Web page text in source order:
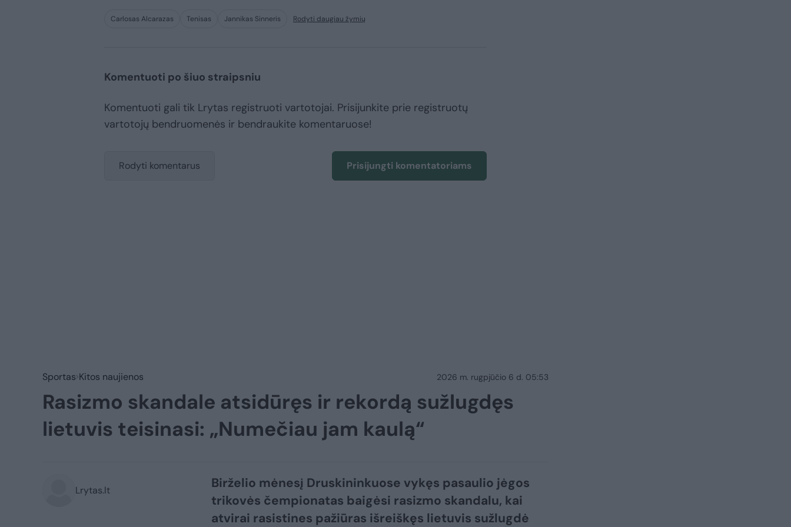
Carlosas Alcarazas Tenisas Jannikas Sinneris Rodyti daugiau žymių
Komentuoti po šiuo straipsniu
Komentuoti gali tik Lrytas registruoti vartotojai. Prisijunkite prie registruotų
vartotojų bendruomenės ir bendraukite komentaruose!
Rodyti komentarus Prisijungti komentatoriams
Sportas Kitos naujienos 2026 m. rugpjūčio 6 d. 05:53
Rasizmo skandale atsidūręs ir rekordą sužlugdęs
lietuvis teisinasi: „Numečiau jam kaulą“
Lrytas.lt
Birželio mėnesį Druskininkuose vykęs pasaulio jėgos
trikovės čempionatas baigėsi rasizmo skandalu, kai
atvirai rasistines pažiūras išreiškęs lietuvis sužlugdė